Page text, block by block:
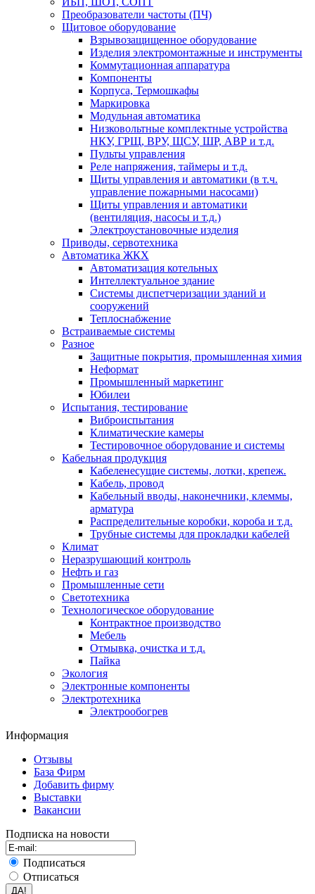
Преобразователи частоты (ПЧ)
Щитовое оборудование
Взрывозащищенное оборудование
Изделия электромонтажные и инструменты
Коммутационная аппаратура
Компоненты
Корпуса, Термошкафы
Маркировка
Модульная автоматика
Низковольтные комплектные устройства
НКУ, ГРЩ, ВРУ, ЩСУ, ШР, АВР и т.д.
Пульты управления
Реле напряжения, таймеры и т.д.
Щиты управления и автоматики (в т.ч.
управление пожарными насосами)
Щиты управления и автоматики
(вентиляция, насосы и т.д.)
Электроустановочные изделия
Приводы, сервотехника
Автоматика ЖКХ
Автоматизация котельных
Интеллектуальное здание
Системы диспетчеризации зданий и
сооружений
Теплоснабжение
Встраиваемые системы
Разное
Защитные покрытия, промышленная химия
Неформат
Промышленный маркетинг
Юбилеи
Испытания, тестирование
Виброиспытания
Климатические камеры
Тестировочное оборудование и системы
Кабельная продукция
Кабеленесущие системы, лотки, крепеж.
Кабель, провод
Кабельный вводы, наконечники, клеммы,
арматура
Распределительные коробки, короба и т.д.
Трубные системы для прокладки кабелей
Климат
Неразрушающий контроль
Нефть и газ
Промышленные сети
Светотехника
Технологическое оборудование
Контрактное производство
Мебель
Отмывка, очистка и т.д.
Пайка
Экология
Электронные компоненты
Электротехника
Электрообогрев
Информация
Отзывы
База Фирм
Добавить фирму
Выставки
Вакансии
Подписка на новости
Подписаться
Отписаться